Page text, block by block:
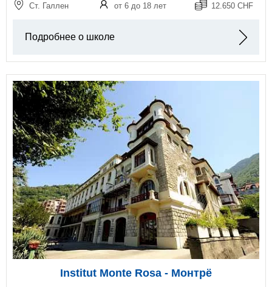
Ст. Галлен от 6 до 18 лет 12.650 CHF
Подробнее о школе
Institut Monte Rosa - Монтрё